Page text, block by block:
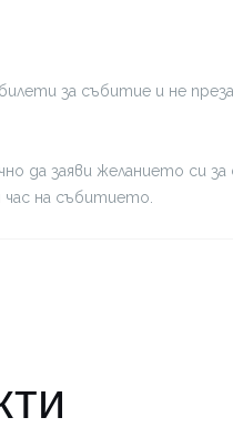
за събитие и не
да заяви желанието си
час на събитието.